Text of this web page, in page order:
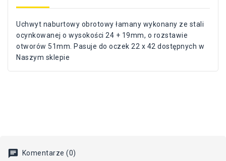
Uchwyt naburtowy obrotowy łamany wykonany ze stali
ocynkowanej o wysokości 24 + 19mm, o rozstawie
otworów 51mm. Pasuje do oczek 22 x 42 dostępnych w
Naszym sklepie
Komentarze (0)